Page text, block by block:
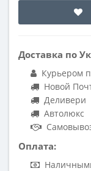
Доставка по
Курьером
Новой
Деливери
Автолюкс
Оплата: